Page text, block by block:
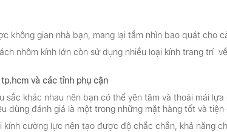
không gian nhà bạn, mang lại tầm nhìn bao quát cho
nhôm kính lớn còn sử dụng nhiều loại kính trang trí
và các tỉnh phụ cận
sắc khác nhau nên bạn có thể yên tâm và thoải mái
đánh giá là một trong những mặt hàng tốt và tiện
cường lực nên tạo được độ chắc chắn, khả năng